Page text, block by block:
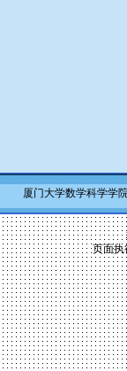
厦门大学数学科学学
页面执